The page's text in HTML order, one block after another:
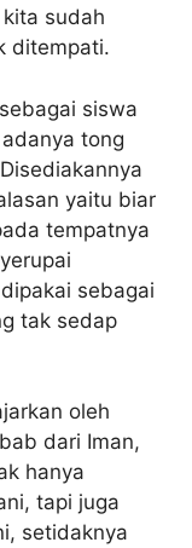
sudah
ditempati.
siswa
tong
yaitu biar
tempatnya
sebagai
tak sedap
oleh
dari Iman,
hanya
tapi juga
setidaknya